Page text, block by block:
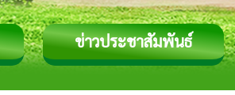
ข่าวประชาสัมพันธ์